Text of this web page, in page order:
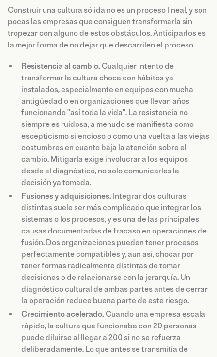
Construir una cultura sólida no es un proceso lineal, y son
pocas las empresas que consiguen transformarla sin
tropezar con alguno de estos obstáculos. Anticiparlos es
la mejor forma de no dejar que descarrilen el proceso.
Resistencia al cambio. Cualquier intento de
transformar la cultura choca con hábitos ya
instalados, especialmente en equipos con mucha
antigüedad o en organizaciones que llevan años
funcionando "así toda la vida". La resistencia no
siempre es ruidosa, a menudo se manifiesta como
escepticismo silencioso o como una vuelta a las viejas
costumbres en cuanto baja la atención sobre el
cambio. Mitigarla exige involucrar a los equipos
desde el diagnóstico, no solo comunicarles la
decisión ya tomada.
Fusiones y adquisiciones. Integrar dos culturas
distintas suele ser más complicado que integrar los
sistemas o los procesos, y es una de las principales
causas documentadas de fracaso en operaciones de
fusión. Dos organizaciones pueden tener procesos
perfectamente compatibles y, aun así, chocar por
tener formas radicalmente distintas de tomar
decisiones o de relacionarse con la jerarquía. Un
diagnóstico cultural de ambas partes antes de cerrar
la operación reduce buena parte de este riesgo.
Crecimiento acelerado. Cuando una empresa escala
rápido, la cultura que funcionaba con 20 personas
puede diluirse al llegar a 200 si no se refuerza
deliberadamente. Lo que antes se transmitía de